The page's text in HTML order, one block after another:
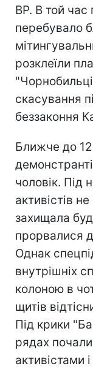
ВР. В той час
перебувало
розклеїли
скасування
беззаконня
Ближче до 12
чоловік. Під
активістів
захищала
прорвалися
Однак
внутрішніх
колоною в
щитів
Під крики
рядах
активістами